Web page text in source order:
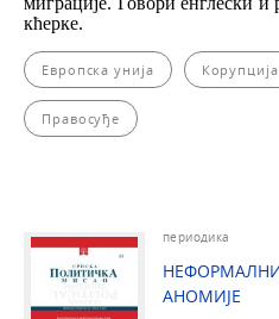
кћерке.
Европска унија Корупција
Правосуђе
периодика
АНОМИЈЕ